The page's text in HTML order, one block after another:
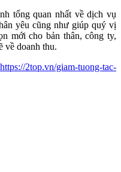
tổng quan nhất về dịch vụ
yêu cũng như giúp quý vị
mới cho bản thân, công ty,
về doanh thu.
https://2top.vn/giam-tuong-tac-